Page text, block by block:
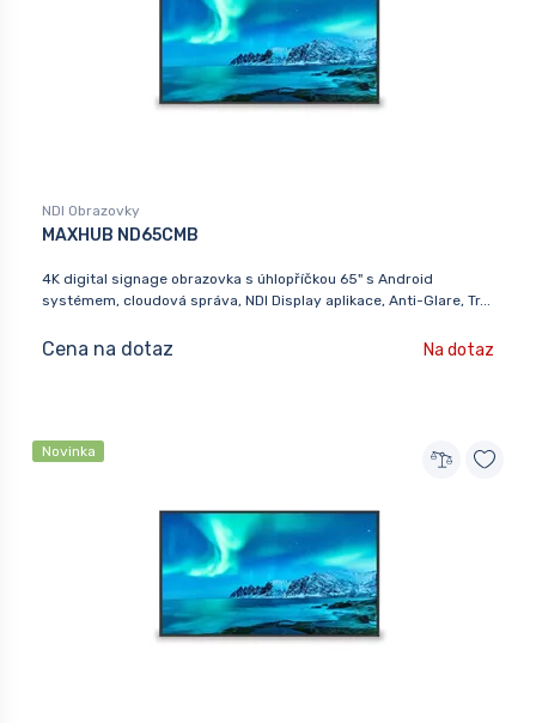
NDI Obrazovky
MAXHUB ND65CMB
4K digital signage obrazovka s úhlopříčkou 65" s Android
systémem, cloudová správa, NDI Display aplikace, Anti-Glare, Tr...
Cena na dotaz Na dotaz
Novinka